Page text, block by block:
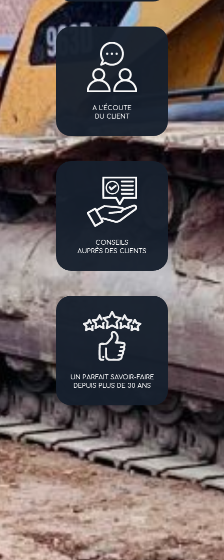
A L'ÉCOUTE
DU CLIENT
CONSEILS
AUPRÈS DES CLIENTS
UN PARFAIT SAVOIR-FAIRE
DEPUIS PLUS DE 30 ANS